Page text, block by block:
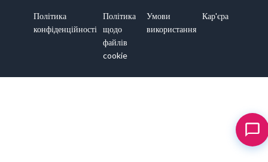
Політика
конфіденційності
Політика
щодо
файлів
cookie
Умови
використання
Кар'єра